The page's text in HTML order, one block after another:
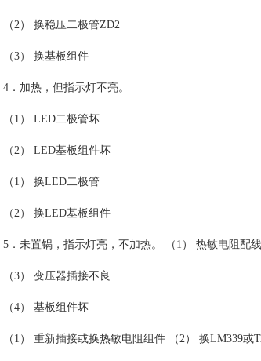
（2） 换稳压二极管ZD2
（3） 换基板组件
4．加热，但指示灯不亮。
（1） LED二极管坏
（2） LED基板组件坏
（1） 换LED二极管
（2） 换LED基板组件
5．未置锅，指示灯亮，不加热。 （1） 热敏电阻配
（3） 变压器插接不良
（4） 基板组件坏
（1） 重新插接或换热敏电阻组件 （2） 换LM339或